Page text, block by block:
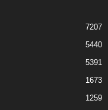
7207
5440
5391
1673
1259